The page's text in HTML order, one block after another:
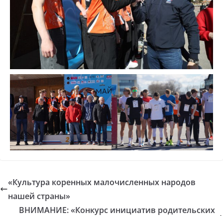
«Культура коренных малочисленных народов
нашей страны»
ВНИМАНИЕ: «Конкурс инициатив родительских